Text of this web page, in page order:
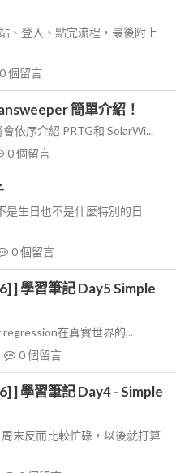
、登入、點完流程，最後附上
0個留言
簡單介紹！
依序介紹 PRTG和 SolarWi...
0個留言
是生日也不是什麼特別的日
0個留言
] 學習筆記 Day5 Simple
在真實世界的...
0個留言
] 學習筆記 Day4 - Simple
末反而比較忙碌，以後就打算